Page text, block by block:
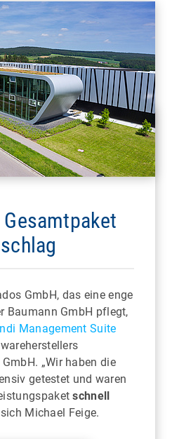
GmbH, das eine enge
Baumann GmbH pflegt,
Management Suite
„Wir haben die
getestet und waren
schnell
Michael Feige.